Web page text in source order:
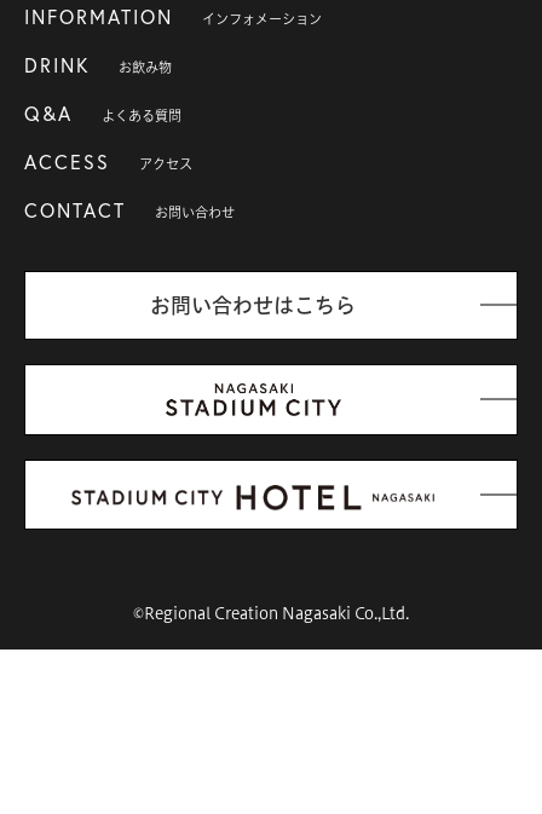
INFORMATION インフォメーション
DRINK お飲み物
Q&A よくある質問
ACCESS アクセス
CONTACT お問い合わせ
お問い合わせはこちら
©Regional Creation Nagasaki Co.,Ltd.